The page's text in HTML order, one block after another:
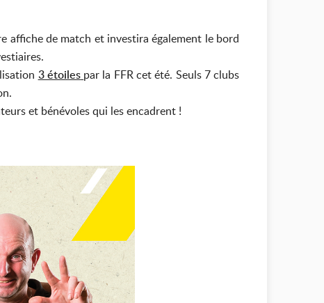
affiche de match et investira également le bord
3 étoiles par la FFR cet été. Seuls 7 clubs
et bénévoles qui les encadrent !